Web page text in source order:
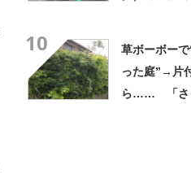
10
草ボーボー
った庭”→片
ら…… 「さ